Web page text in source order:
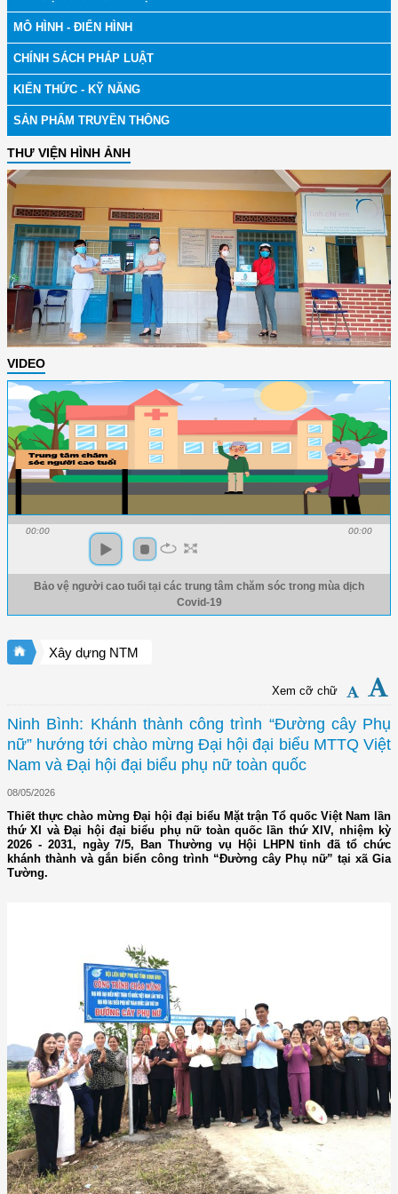
MÔ HÌNH - ĐIỂN HÌNH
CHÍNH SÁCH PHÁP LUẬT
KIẾN THỨC - KỸ NĂNG
SẢN PHẨM TRUYỀN THÔNG
THƯ VIỆN HÌNH ẢNH
VIDEO
00:00 00:00
Bảo vệ người cao tuổi tại các trung tâm chăm sóc trong mùa dịch
Covid-19
Xây dựng NTM
Xem cỡ chữ
Ninh Bình: Khánh thành công trình “Đường cây Phụ
nữ” hướng tới chào mừng Đại hội đại biểu MTTQ Việt
Nam và Đại hội đại biểu phụ nữ toàn quốc
08/05/2026
Thiết thực chào mừng Đại hội đại biểu Mặt trận Tổ quốc Việt Nam lần
thứ XI và Đại hội đại biểu phụ nữ toàn quốc lần thứ XIV, nhiệm kỳ
2026 - 2031, ngày 7/5, Ban Thường vụ Hội LHPN tỉnh đã tổ chức
khánh thành và gắn biển công trình “Đường cây Phụ nữ” tại xã Gia
Tường.